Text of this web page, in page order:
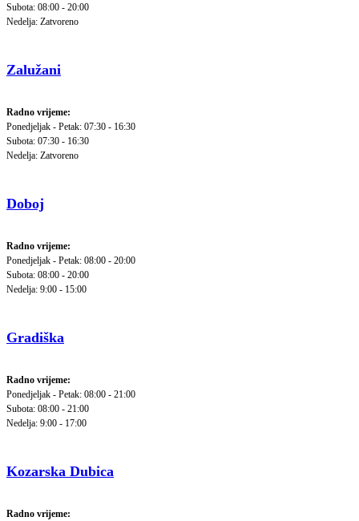
Subota: 08:00 - 20:00
Nedelja: Zatvoreno
Zalužani
Radno vrijeme:
Ponedjeljak - Petak: 07:30 - 16:30
Subota: 07:30 - 16:30
Nedelja: Zatvoreno
Doboj
Radno vrijeme:
Ponedjeljak - Petak: 08:00 - 20:00
Subota: 08:00 - 20:00
Nedelja: 9:00 - 15:00
Gradiška
Radno vrijeme:
Ponedjeljak - Petak: 08:00 - 21:00
Subota: 08:00 - 21:00
Nedelja: 9:00 - 17:00
Kozarska Dubica
Radno vrijeme: